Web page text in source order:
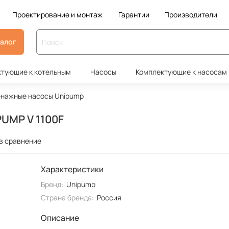
Проектирование и монтаж Гарантии Производители
к котельным Насосы Комплектующие к насосам
насосы Unipump
V 1100F
сравнение
Характеристики
Бренд: Unipump
Страна бренда: Россия
Описание